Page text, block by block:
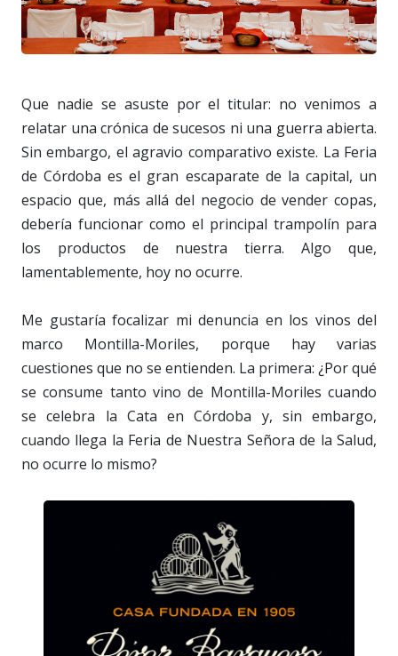
Que nadie se asuste por el titular: no venimos a
relatar una crónica de sucesos ni una guerra abierta.
Sin embargo, el agravio comparativo existe. La Feria
de Córdoba es el gran escaparate de la capital, un
espacio que, más allá del negocio de vender copas,
debería funcionar como el principal trampolín para
los productos de nuestra tierra. Algo que,
lamentablemente, hoy no ocurre.
Me gustaría focalizar mi denuncia en los vinos del
marco Montilla-Moriles, porque hay varias
cuestiones que no se entienden. La primera: ¿Por qué
se consume tanto vino de Montilla-Moriles cuando
se celebra la Cata en Córdoba y, sin embargo,
cuando llega la Feria de Nuestra Señora de la Salud,
no ocurre lo mismo?